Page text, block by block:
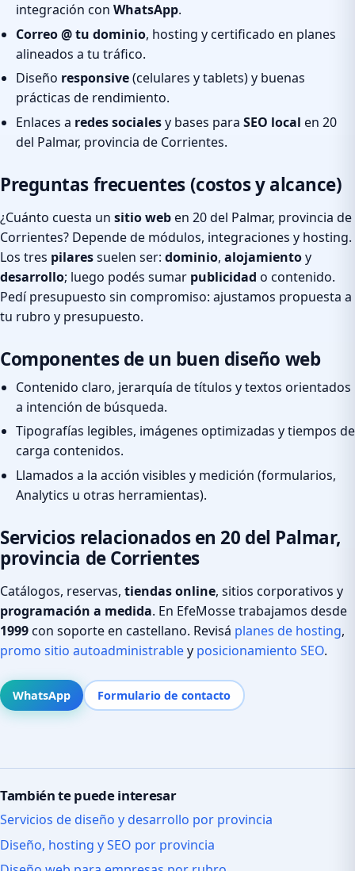
integración con WhatsApp.
Correo @ tu dominio, hosting y certificado en planes
alineados a tu tráfico.
Diseño responsive(celulares y tablets) y buenas
prácticas de rendimiento.
Enlaces a redes socialesy bases para SEO local en 20
del Palmar, provincia de Corrientes.
Preguntas frecuentes (costos y alcance)
¿Cuánto cuesta un sitio weben 20 del Palmar, provincia de
Corrientes? Depende de módulos, integraciones y hosting.
Los tres pilaressuelen ser: dominio, alojamientoy
desarrollo; luego podés sumar publicidad o contenido.
Pedí presupuesto sin compromiso: ajustamos propuesta a
tu rubro y presupuesto.
Componentes de un buen diseño web
Contenido claro, jerarquía de títulos y textos orientados
a intención de búsqueda.
Tipografías legibles, imágenes optimizadas y tiempos de
carga contenidos.
Llamados a la acción visibles y medición (formularios,
Analytics u otras herramientas).
Servicios relacionados en 20 del Palmar,
provincia de Corrientes
Catálogos, reservas, tiendas online, sitios corporativos y
programación a medida. En EfeMosse trabajamos desde
1999con soporte en castellano. Revisá planes de hosting,
promo sitio autoadministrabley posicionamiento SEO.
WhatsApp Formulario de contacto
También te puede interesar
Servicios de diseño y desarrollo por provincia
Diseño, hosting y SEO por provincia